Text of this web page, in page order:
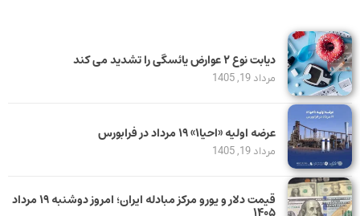
دیابت نوع ۲ عوارض یائسگی را تشدید می کند
مرداد 19, 1405
عرضه اولیه «احیا۱» ۱۹ مرداد در فرابورس
مرداد 19, 1405
قیمت دلار و یورو مرکز مبادله ایران؛ امروز دوشنبه ۱۹ مرداد